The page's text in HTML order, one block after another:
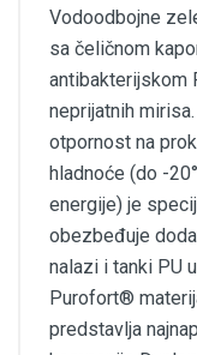
Vodoodbojne
sa čeličnom
antibakterijskom
neprijatnih
otpornost na
hladnoće (do -
energije) je
obezbeđuje
nalazi i tanki PU
Purofort®
predstavlja